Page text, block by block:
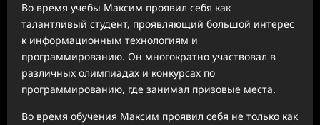
Во время учебы Максим проявил себя как
талантливый студент, проявляющий большой интерес
к информационным технологиям и
программированию. Он многократно участвовал в
различных олимпиадах и конкурсах по
программированию, где занимал призовые места.
Во время обучения Максим проявил себя не только как